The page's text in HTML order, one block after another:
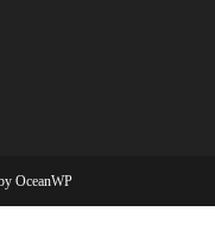
OceanWP